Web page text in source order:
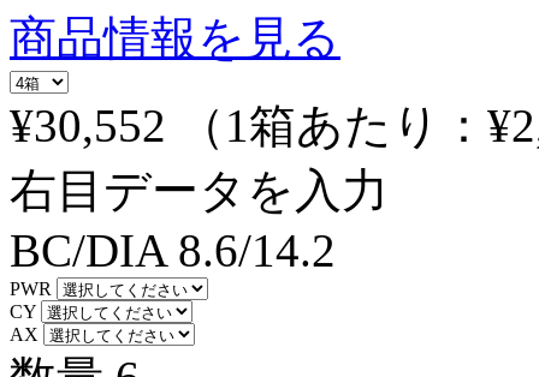
商品情報を見る
¥30,552
（1箱あたり：
右目データを入力
BC/DIA 8.6/14.2
PWR
CY
AX